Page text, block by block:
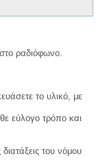
ραδιόφωνο.
το υλικό, με
εύλογο τρόπο και
του νόμου